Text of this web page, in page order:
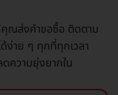
ณส่งคำขอซื้อ ติดตาม
ง่าย ๆ ทุกที่ทุกเวลา
ความยุ่งยากใน